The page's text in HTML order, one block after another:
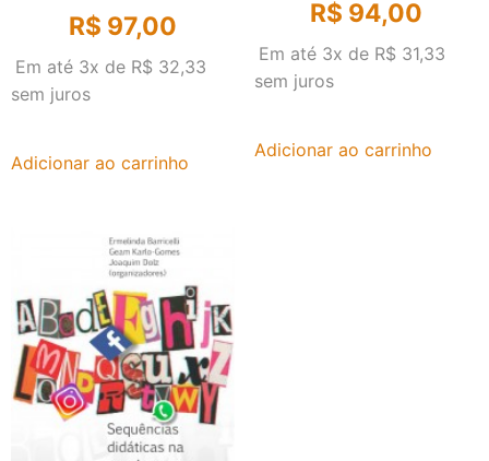
R$ 97,00
Em até 3x de R$ 32,33
sem juros
Adicionar ao carrinho
R$ 94,00
Em até 3x de R$ 31,33
sem juros
Adicionar ao carrinho